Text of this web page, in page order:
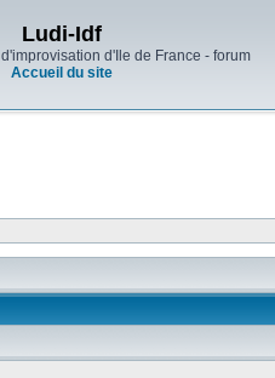
Ludi-Idf
d'Ile de France - forum
Accueil du site